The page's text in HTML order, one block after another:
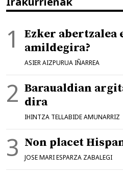
Ezker abertzalea
amildegira?
ASIER AIZPURUA IÑARREA
Baraualdian
dira
IHINTZA TELLABIDE AMUNARRIZ
Non placet
JOSE MARI ESPARZA ZABALEGI